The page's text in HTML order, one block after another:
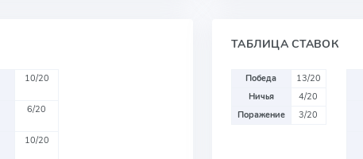
10/20
6/20
10/20
ТАБЛИЦА СТАВОК
Победа
13/20
Ничья
4/20
Поражение
3/20